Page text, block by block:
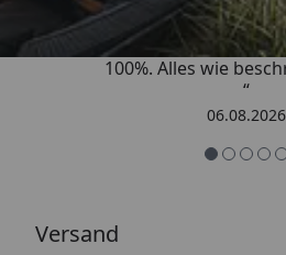
„Super schnell
100%. Alles wie
“
06.08.2026
Versand